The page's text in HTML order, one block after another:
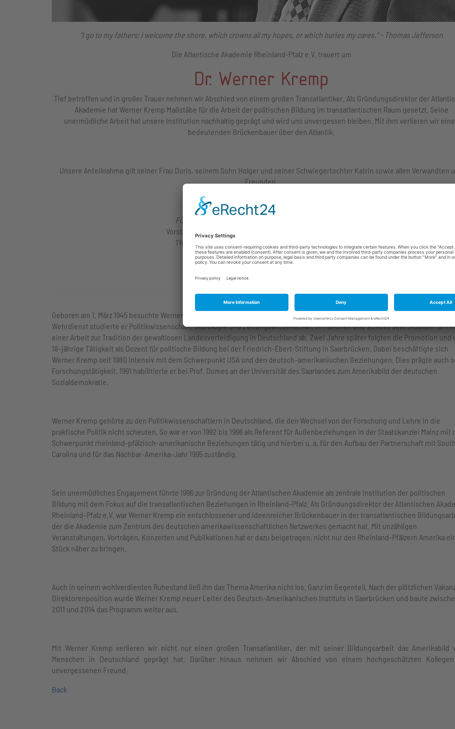
"I go to my fathers; I welcome the shore, which crowns all my hopes, or which buries my cares." - Thomas Jefferson
Die Atlantische Akademie Rheinland-Pfalz e.V. trauert um
Dr. Werner Kremp
Tief betroffen und in großer Trauer nehmen wir Abschied von einem großen Transatlantiker. Als Gründungsdirektor der
Akademie hat Werner Kremp Maßstäbe für die Arbeit der politischen Bildung im transatlantischen Raum gesetzt. Seine
unermüdliche Arbeit hat unsere Institution nachhaltig geprägt und wird uns unvergessen bleiben. Mit ihm verlieren wir
bedeutenden Brückenbauer über den Atlantik.
Unsere Anteilnahme gilt seiner Frau Doris, seinem Sohn Holger und seiner Schwiegertochter Katrin sowie allen Verwandten
Freunden.
Für den Vorstand
Vorstandsvorsitzender
Thomas Linnertz
Oliver Leis
Geboren am 1. März 1945 besuchte Werner Kremp das Humanistische Gymnasium bei St. Stephan in Augsburg. Nach seinem
Wehrdienst studierte er Politikwissenschaft, Soziologie und Zeitungswissenschaft in München und schloss sein Studium 1971
einer Arbeit zur Tradition der gewaltlosen Landesverteidigung in Deutschland ab. Zwei Jahre später folgten die Promotion und
18-jährige Tätigkeit als Dozent für politische Bildung bei der Friedrich-Ebert-Stiftung in Saarbrücken. Dabei beschäftigte sich
Werner Kremp seit 1980 intensiv mit dem Schwerpunkt USA und den deutsch-amerikanischen Beziehungen. Dies prägte auch
Forschungstätigkeit. 1991 habilitierte er bei Prof. Domes an der Universität des Saarlandes zum Amerikabild der deutschen
Sozialdemokratie.
Werner Kremp gehörte zu den Politikwissenschaftlern in Deutschland, die den Wechsel von der Forschung und Lehre in die
praktische Politik nicht scheuten. So war er von 1992 bis 1996 als Referent für Außenbeziehungen in der Staatskanzlei Mainz mit
Schwerpunkt rheinland-pfälzisch-amerikanische Beziehungen tätig und hierbei u. a. für den Aufbau der Partnerschaft mit South
Carolina und für das Nachbar-Amerika-Jahr 1995 zuständig.
Sein unermüdliches Engagement führte 1996 zur Gründung der Atlantischen Akademie als zentrale Institution der politischen
Bildung mit dem Fokus auf die transatlantischen Beziehungen in Rheinland-Pfalz. Als Gründungsdirektor der Atlantischen
Rheinland-Pfalz e.V. war Werner Kremp ein entschlossener und ideenreicher Brückenbauer in der transatlantischen
der die Akademie zum Zentrum des deutschen amerikawissenschaftlichen Netzwerkes gemacht hat. Mit unzähligen
Veranstaltungen, Vorträgen, Konzerten und Publikationen hat er dazu beigetragen, nicht nur den Rheinland-Pfälzern Amerika
Stück näher zu bringen.
Auch in seinem wohlverdienten Ruhestand ließ ihn das Thema Amerika nicht los. Ganz im Gegenteil. Nach der plötzlichen
Direktorenposition wurde Werner Kremp neuer Leiter des Deutsch-Amerikanischen Instituts in Saarbrücken und baute
2011 und 2014 das Programm weiter aus.
Mit Werner Kremp verlieren wir nicht nur einen großen Transatlantiker, der mit seiner Bildungsarbeit das Amerikabild
Menschen in Deutschland geprägt hat. Darüber hinaus nehmen wir Abschied von einem hochgeschätzten
unvergessenen Freund.
Back